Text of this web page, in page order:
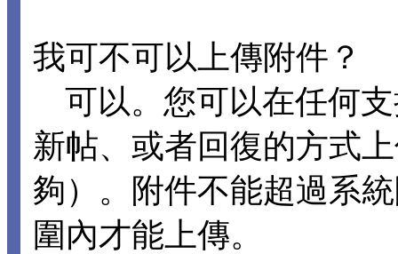
我可不可以上傳附件？
可以。您可以在任何
新帖、或者回復的方式
夠）。附件不能超過系
圍內才能上傳。